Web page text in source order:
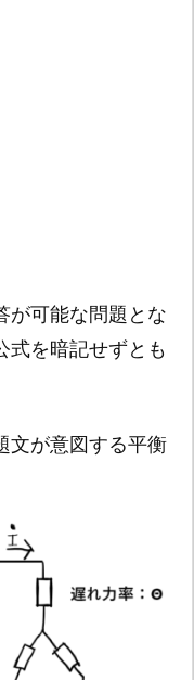
が可能な問題とな
式を暗記せずとも
文が意図する平衡